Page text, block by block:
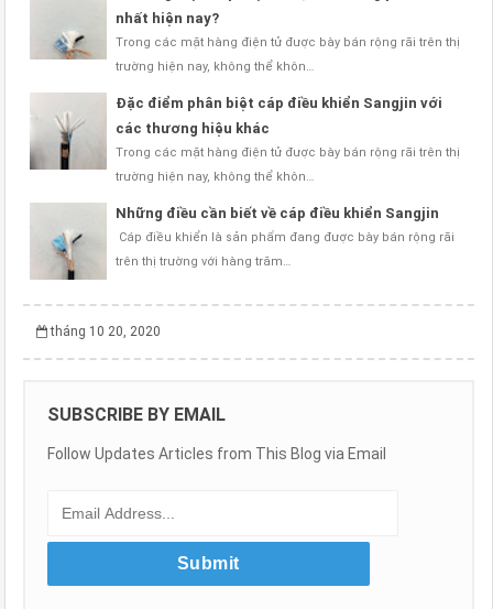
nhất hiện nay?
Trong các mặt hàng điện tử được bày bán rộng rãi trên thị
trường hiện nay, không thể khôn…
Đặc điểm phân biệt cáp điều khiển Sangjin với
các thương hiệu khác
Trong các mặt hàng điện tử được bày bán rộng rãi trên thị
trường hiện nay, không thể khôn…
Những điều cần biết về cáp điều khiển Sangjin
Cáp điều khiển là sản phẩm đang được bày bán rộng rãi
trên thị trường với hàng trăm…
tháng 10 20, 2020
SUBSCRIBE BY EMAIL
Follow Updates Articles from This Blog via Email